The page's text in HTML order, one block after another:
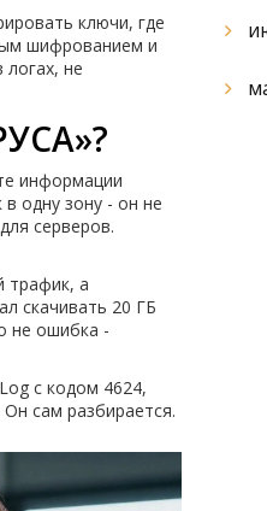
ключи, где
шифрованием и
не
информации
одну зону - он не
серверов.
трафик, а
скачивать 20 ГБ
не ошибка -
с кодом 4624,
сам разбирается.